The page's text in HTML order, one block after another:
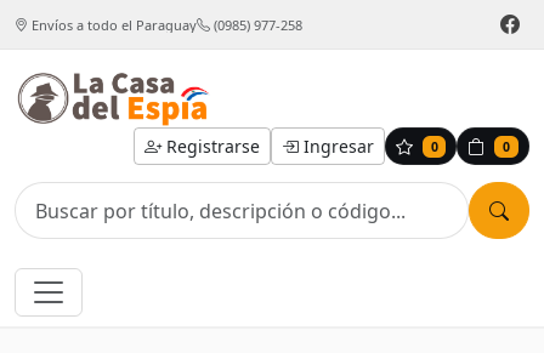
Envíos a todo el Paraguay (0985) 977-258
Registrarse Ingresar 0 0